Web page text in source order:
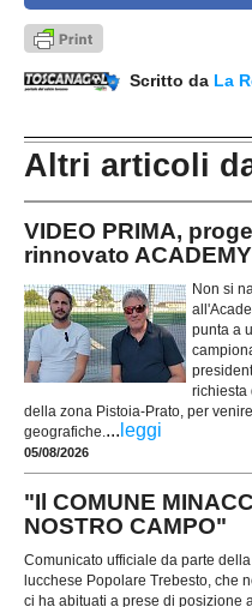
Scritto da La
Altri articoli
VIDEO PRIMA,
rinnovato
Non si
punta a
richiesta
della zona Pistoia-Prato, per
geografiche.... leggi
05/08/2026
"Il COMUNE
NOSTRO CAMPO"
Comunicato ufficiale da parte
lucchese Popolare Trebesto, che
ci ha abituati a prese di posizione